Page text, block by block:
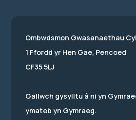
Ombwdsmon Gwasanaethau
1 Ffordd yr Hen Gae, Pencoed
CF35 5LJ
Gallwch gysylltu â ni yn
ymateb yn Gymraeg.